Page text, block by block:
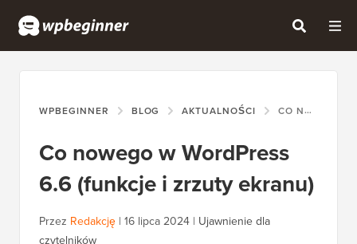
WPBEGINNER BLOG AKTUALNOŚCI CO NOWEGO W WORDPRESS 6.6 (FUNKCJE I ZRZUTY EKRANU)
Co nowego w WordPress
6.6 (funkcje i zrzuty ekranu)
Przez Redakcję | 16 lipca 2024 | Ujawnienie dla
czytelników